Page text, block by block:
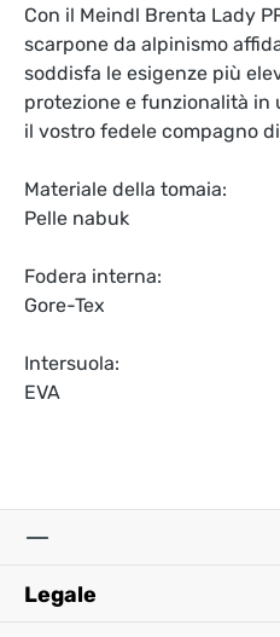
Con il Meindl Brenta Lady
scarpone da alpinismo
soddisfa le esigenze più
protezione e funzionalità in
il vostro fedele compagno
Materiale della tomaia:
Pelle nabuk
Fodera interna:
Gore-Tex
Intersuola:
EVA
Legale